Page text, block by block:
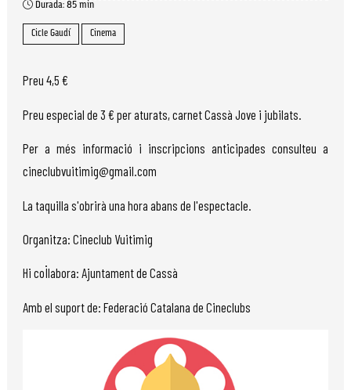
Durada: 85 min
Cicle Gaudí Cinema
Preu 4,5 €
Preu especial de 3 € per aturats, carnet Cassà Jove i jubilats.
Per a més informació i inscripcions anticipades consulteu a
cineclubvuitimig@gmail.com
La taquilla s'obrirà una hora abans de l'espectacle.
Organitza: Cineclub Vuitimig
Hi col·labora: Ajuntament de Cassà
Amb el suport de: Federació Catalana de Cineclubs